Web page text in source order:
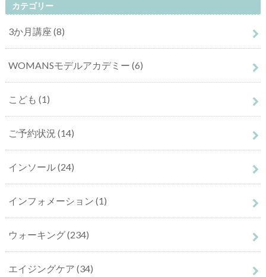
カテゴリー
3か月講座 (8)
WOMANSモデルアカデミー (6)
こども (1)
ご予約状況 (14)
インソール(24)
インフォメーション (1)
ウォーキング(234)
エイジングケア (34)